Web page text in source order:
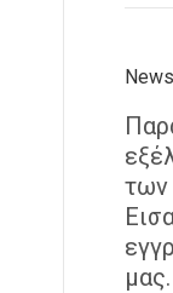
των
μας.